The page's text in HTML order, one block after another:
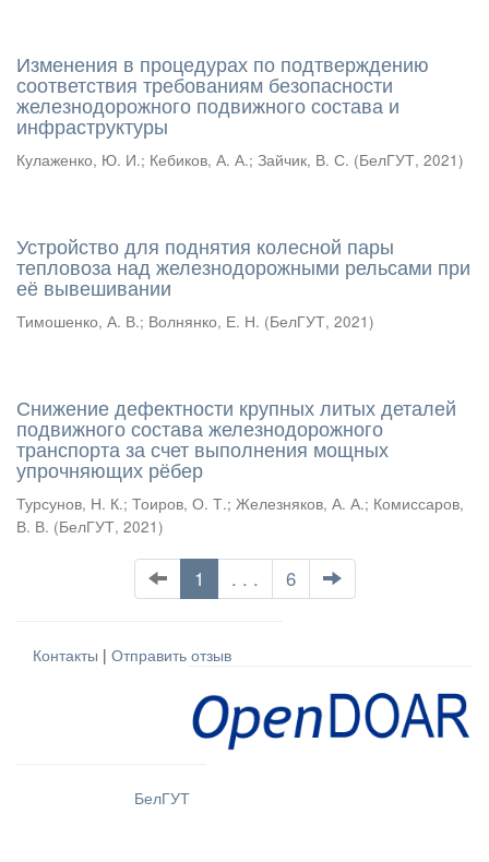
Изменения в процедурах по подтверждению
соответствия требованиям безопасности
железнодорожного подвижного состава и
инфраструктуры
Кулаженко, Ю. И.; Кебиков, А. А.; Зайчик, В. С. (БелГУТ, 2021)
Устройство для поднятия колесной пары
тепловоза над железнодорожными рельсами при
её вывешивании
Тимошенко, А. В.; Волнянко, Е. Н. (БелГУТ, 2021)
Снижение дефектности крупных литых деталей
подвижного состава железнодорожного
транспорта за счет выполнения мощных
упрочняющих рёбер
Турсунов, Н. К.; Тоиров, О. Т.; Железняков, А. А.; Комиссаров,
В. В. (БелГУТ, 2021)
1 . . . 6
Контакты | Отправить отзыв
БелГУТ